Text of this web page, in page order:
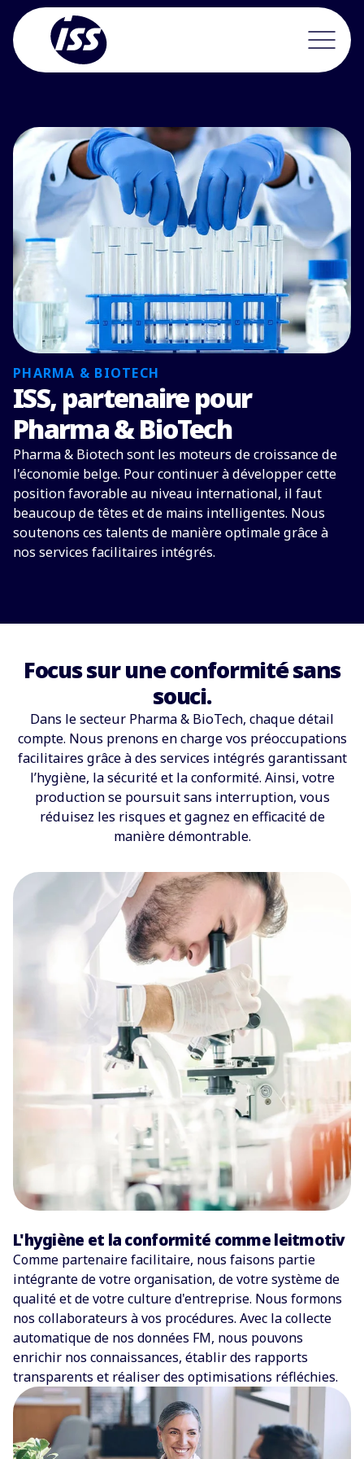
PHARMA & BIOTECH
ISS, partenaire pour
Pharma & BioTech
Pharma & Biotech sont les moteurs de croissance de
l'économie belge. Pour continuer à développer cette
position favorable au niveau international, il faut
beaucoup de têtes et de mains intelligentes. Nous
soutenons ces talents de manière optimale grâce à
nos services facilitaires intégrés.
Focus sur une conformité sans
souci.
Dans le secteur Pharma & BioTech, chaque détail
compte. Nous prenons en charge vos préoccupations
facilitaires grâce à des services intégrés garantissant
l’hygiène, la sécurité et la conformité. Ainsi, votre
production se poursuit sans interruption, vous
réduisez les risques et gagnez en efficacité de
manière démontrable.
L'hygiène et la conformité comme leitmotiv
Comme partenaire facilitaire, nous faisons partie
intégrante de votre organisation, de votre système de
qualité et de votre culture d'entreprise. Nous formons
nos collaborateurs à vos procédures. Avec la collecte
automatique de nos données FM, nous pouvons
enrichir nos connaissances, établir des rapports
transparents et réaliser des optimisations réfléchies.